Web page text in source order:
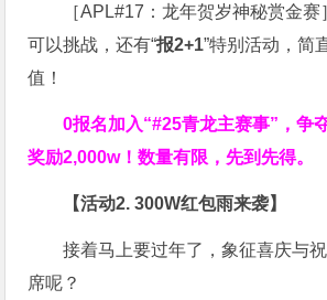
［APL#17：龙年贺岁神秘赏金
可以挑战，还有“报2+1”特别活动，简
值！
0报名加入“#25青龙主赛事”，争
奖励2,000w！数量有限，先到先得。
【活动2. 300W红包雨来袭】
接着马上要过年了，象征喜庆与
席呢？